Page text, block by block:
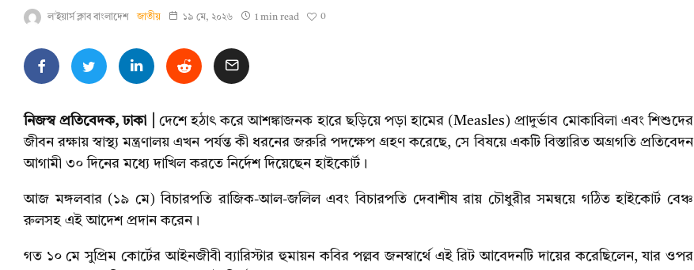
ল'ইয়ার্স ক্লাব বাংলাদেশ জাতীয় ১৯ মে, ২০২৬ 1 min read 0
নিজস্ব প্রতিবেদক, ঢাকা | দেশে হঠাৎ করে আশঙ্কাজনক হারে ছড়িয়ে পড়া হামের (Measles) প্রাদুর্ভাব মোকাবিলা এবং শিশুদের
জীবন রক্ষায় স্বাস্থ্য মন্ত্রণালয় এখন পর্যন্ত কী ধরনের জরুরি পদক্ষেপ গ্রহণ করেছে, সে বিষয়ে একটি বিস্তারিত অগ্রগতি প্রতিবেদন
আগামী ৩০ দিনের মধ্যে দাখিল করতে নির্দেশ দিয়েছেন হাইকোর্ট।
আজ মঙ্গলবার (১৯ মে) বিচারপতি রাজিক-আল-জলিল এবং বিচারপতি দেবাশীষ রায় চৌধুরীর সমন্বয়ে গঠিত হাইকোর্ট বেঞ্চ
রুলসহ এই আদেশ প্রদান করেন।
গত ১০ মে সুপ্রিম কোর্টের আইনজীবী ব্যারিস্টার হুমায়ন কবির পল্লব জনস্বার্থে এই রিট আবেদনটি দায়ের করেছিলেন, যার ওপর